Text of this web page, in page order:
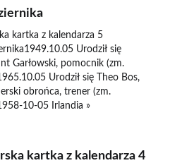
kartka z kalendarza 5
Urodził się
Garłowski, pomocnik (zm.
Urodził się Theo Bos,
obrońca, trener (zm.
10-05 Irlandia »
kartka z kalendarza 4